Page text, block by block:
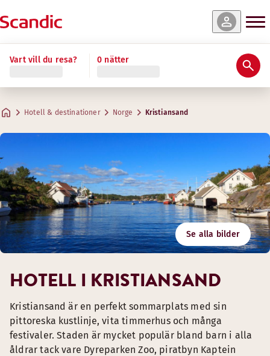
Vart vill du resa? 0 nätter
Hotell & destinationer Norge Kristiansand
Se alla bilder
HOTELL I KRISTIANSAND
Kristiansand är en perfekt sommarplats med sin
pittoreska kustlinje, vita timmerhus och många
festivaler. Staden är mycket populär bland barn i alla
åldrar tack vare Dyreparken Zoo, piratbyn Kaptein